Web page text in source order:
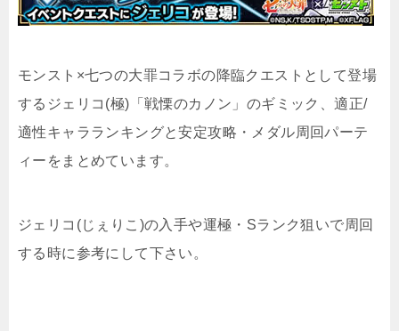
モンスト×七つの大罪コラボの降臨クエストとして登場
するジェリコ(極)「戦慄のカノン」のギミック、適正/
適性キャラランキングと安定攻略・メダル周回パーテ
ィーをまとめています。
ジェリコ(じぇりこ)の入手や運極・Sランク狙いで周回
する時に参考にして下さい。